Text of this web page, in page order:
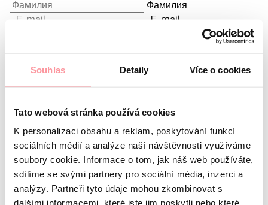
Souhlas Detaily Více o cookies
Tato webová stránka používá cookies
K personalizaci obsahu a reklam, poskytování funkcí
sociálních médií a analýze naší návštěvnosti využíváme
soubory cookie. Informace o tom, jak náš web používáte,
sdílíme se svými partnery pro sociální média, inzerci a
analýzy. Partneři tyto údaje mohou zkombinovat s
dalšími informacemi, které jste jim poskytli nebo které
Фамилия
E-mail
Меня интересует
Какой у вас вопрос?
Все сообщения шифруются с использованием SSL